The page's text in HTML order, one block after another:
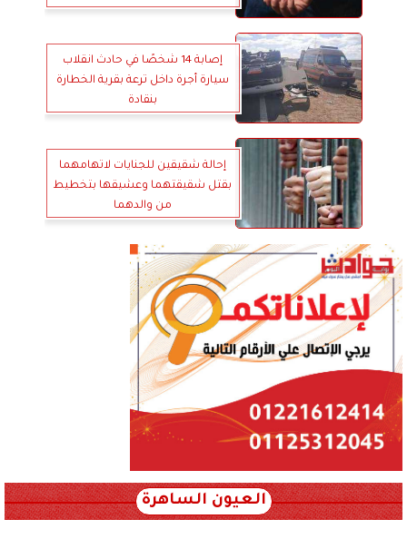
إصابة 14 شخصًا في حادث انقلاب
سيارة أجرة داخل ترعة بقرية الخطارة
بنقادة
إحالة شقيقين للجنايات لاتهامهما
بقتل شقيقتهما وعشيقها بتخطيط
من والدهما
العيون الساهرة